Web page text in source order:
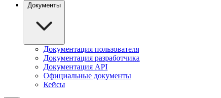
Документы
Документация пользователя
Документация разработчика
Документация API
Официальные документы
Кейсы